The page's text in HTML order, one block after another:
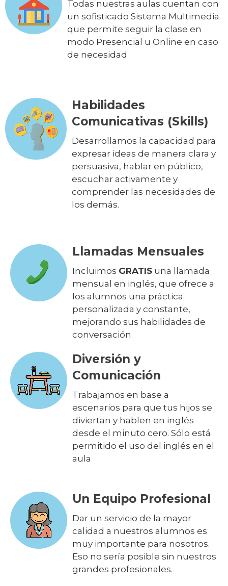
Todas nuestras aulas cuentan con
un sofisticado Sistema Multimedia
que permite seguir la clase en
modo Presencial u Online en caso
de necesidad
Habilidades
Comunicativas (Skills)
Desarrollamos la capacidad para
expresar ideas de manera clara y
persuasiva, hablar en público,
escuchar activamente y
comprender las necesidades de
los demás.
Llamadas Mensuales
Incluimos GRATIS una llamada
mensual en inglés, que ofrece a
los alumnos una práctica
personalizada y constante,
mejorando sus habilidades de
conversación.
Diversión y
Comunicación
Trabajamos en base a
escenarios para que tus hijos se
diviertan y hablen en inglés
desde el minuto cero. Sólo está
permitido el uso del inglés en el
aula
Un Equipo Profesional
Dar un servicio de la mayor
calidad a nuestros alumnos es
muy importante para nosotros.
Eso no sería posible sin nuestros
grandes profesionales.